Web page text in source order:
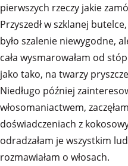
pierwszych rzeczy jakie
Przyszedł w szklanej
było szalenie niewygodne,
cała wysmarowałam od
jako tako, na twarzy
Niedługo później
włosomaniactwem,
doświadczeniach z
odradzałam je wszystkim
rozmawiałam o włosach.